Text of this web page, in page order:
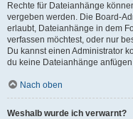
Rechte für Dateianhänge
vergeben werden. Die Board-
erlaubt, Dateianhänge in dem
verfassen möchtest, oder nur
Du kannst einen Administrator
du keine Dateianhänge
Nach oben
Weshalb wurde ich verwarnt?